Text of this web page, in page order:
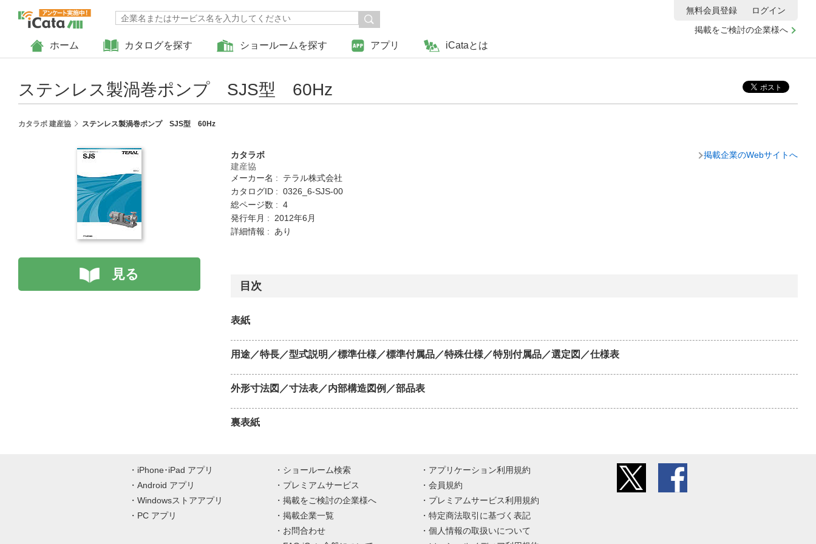
ホーム カタログを探す ショールームを探す アプリ iCataとは
掲載をご検討の企業様へ
無料会員登録 ログイン
ステンレス製渦巻ポンプ SJS型 60Hz
カタラボ 建産協 ステンレス製渦巻ポンプ SJS型 60Hz
見る
カタラボ
建産協
メーカー名 : テラル株式会社
カタログID : 0326_6-SJS-00
総ページ数 : 4
発行年月 : 2012年6月
詳細情報 : あり
掲載企業のWebサイトへ
目次
表紙
用途／特長／型式説明／標準仕様／標準付属品／特殊仕様／特別付属品／選定図／仕様表
外形寸法図／寸法表／内部構造図例／部品表
裏表紙
iPhone･iPad アプリ
Android アプリ
Windowsストアアプリ
PC アプリ
ショールーム検索
プレミアムサービス
掲載をご検討の企業様へ
掲載企業一覧
お問合わせ
アプリケーション利用規約
会員規約
プレミアムサービス利用規約
特定商法取引に基づく表記
個人情報の取扱いについて